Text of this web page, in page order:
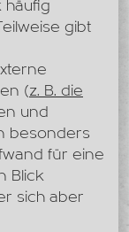
häufig
gibt
(z. B. die
und
besonders
für eine
Blick
sich aber